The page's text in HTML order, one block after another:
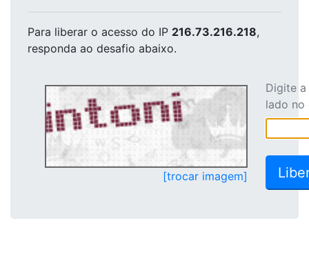
Para liberar o acesso do IP 216.73.216.218,
responda ao desafio abaixo.
[trocar imagem]
Digite
lado no